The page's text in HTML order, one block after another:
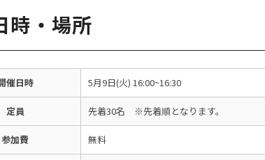
時・場所
催日時 5月9日(火) 16:00~16:30
定員 先着30名 ※先着順となります。
参加費 無料